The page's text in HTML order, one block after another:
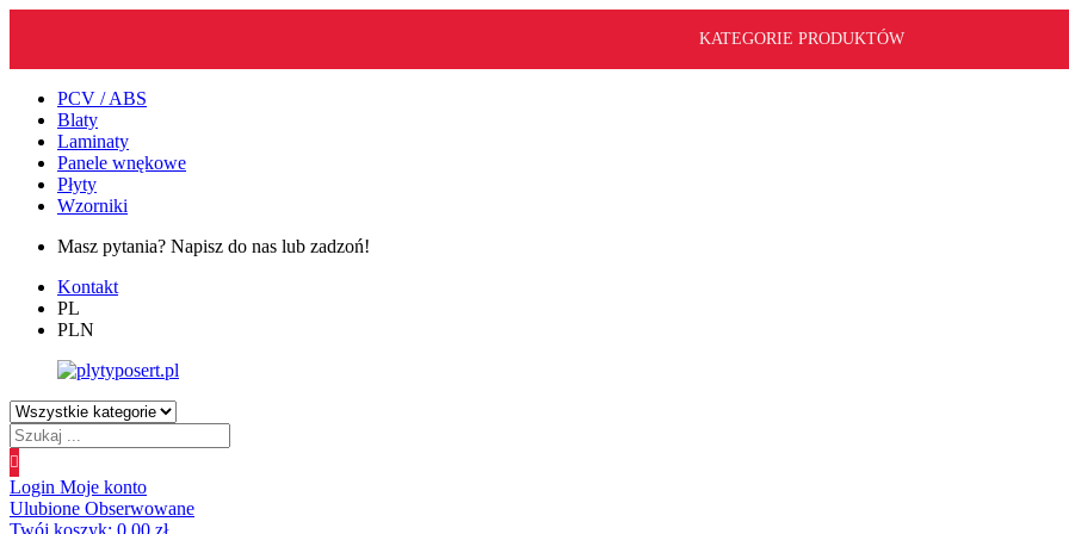
KATEGORIE PRODUKTÓW
PCV / ABS
Blaty
Laminaty
Panele wnękowe
Płyty
Wzorniki
Masz pytania? Napisz do nas lub zadzoń!
Kontakt
PL
PLN
Wyszukiwanie
produktów
Login Moje konto
Ulubione Obserwowane
Twój koszyk: 0.00 zł